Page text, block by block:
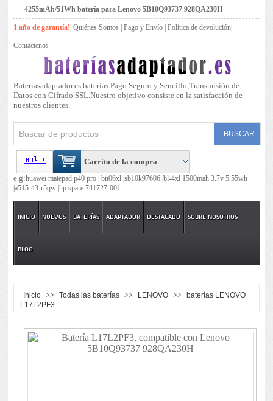
4255mAh/51Wh batería para Lenovo 5B10Q93737 928QA230H
1 año de garantía! |Quiénes Somos |Pago y Envío |Política de devolución
Contáctenos
Bateríasadaptador.es baterías Pago Seguro y Sencillo,Transmisión de
Datos con Cifrado SSL.Nuestro objetivo consiste en la satisfacción de
nuestros clientes.
Carrito de la compra
e.g:huawei matepad p40 pro |bn06xl |sb10k97606 |bl-4xl 1500mah 3.7v 5.55wh
|a515-43-r5qw |hp spare 741727-001
INICIO NUEVOS BATERÍAS ADAPTADOR DESTACADO SOBRE NOSOTROS
BLOG
Inicio >> Todas las baterías >> LENOVO >>
baterías LENOVO
L17L2PF3